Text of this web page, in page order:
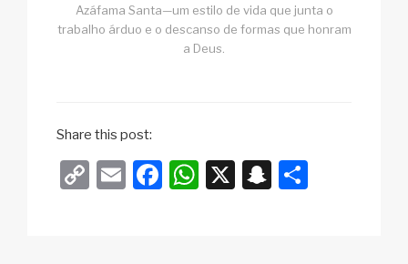
Azáfama Santa—um estilo de vida que junta o
trabalho árduo e o descanso de formas que honram
a Deus.
Share this post:
C
E
F
W X
S